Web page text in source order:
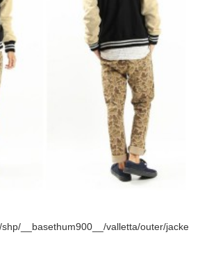
__basethum900__/valletta/outer/jacke